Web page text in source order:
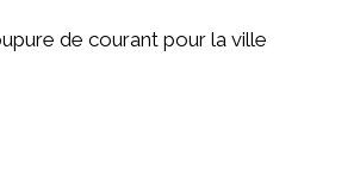
de courant pour la ville